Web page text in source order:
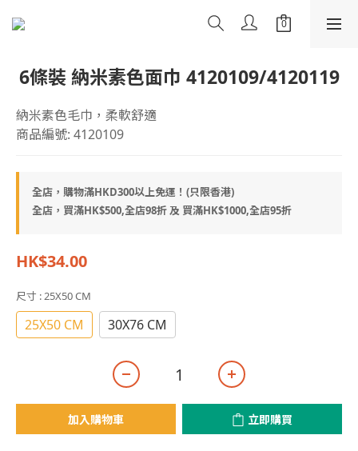
6條裝 納米素色面巾 4120109/4120119
納米素色毛巾，柔軟舒適
商品編號: 4120109
全店，購物滿HKD300以上免運！(只限香港)
全店，買滿HK$500,全店98折 及 買滿HK$1000,全店95折
HK$34.00
尺寸 : 25X50 CM
25X50 CM 30X76 CM
加入購物車 立即購買